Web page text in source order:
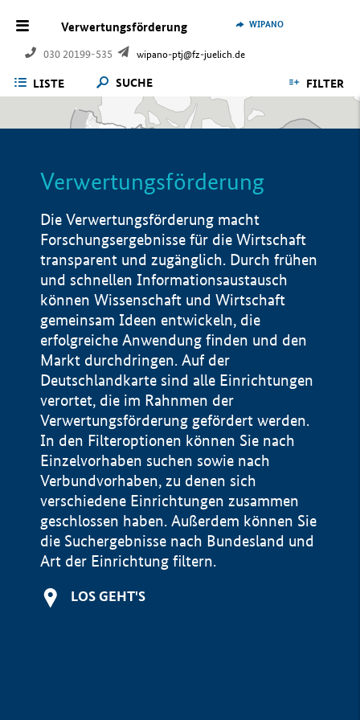
Verwertungsförderung
030 20199-535 wipano-ptj@fz-juelich.de
WIPANO
LISTE SUCHE FILTER
Verwertungsförderung
Die Verwertungsförderung macht
Forschungsergebnisse für die Wirtschaft
transparent und zugänglich. Durch frühen
und schnellen Informationsaustausch
können Wissenschaft und Wirtschaft
gemeinsam Ideen entwickeln, die
erfolgreiche Anwendung finden und den
Markt durchdringen. Auf der
Deutschlandkarte sind alle Einrichtungen
verortet, die im Rahnmen der
Verwertungsförderung gefördert werden.
In den Filteroptionen können Sie nach
Einzelvorhaben suchen sowie nach
Verbundvorhaben, zu denen sich
verschiedene Einrichtungen zusammen
geschlossen haben. Außerdem können Sie
die Suchergebnisse nach Bundesland und
Art der Einrichtung filtern.
LOS GEHT'S